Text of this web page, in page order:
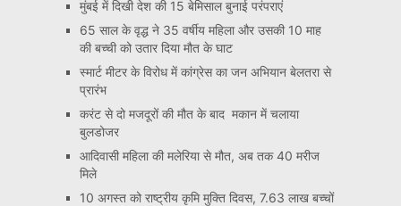
मुंबई में दिखी देश की 15 बेमिसाल बुनाई परंपराएं
65 साल के वृद्ध ने 35 वर्षीय महिला और उसकी 10 माह
की बच्ची को उतार दिया मौत के घाट
स्मार्ट मीटर के विरोध में कांग्रेस का जन अभियान बेलतरा से
प्रारंभ
करंट से दो मजदूरों की मौत के बाद मकान में चलाया
बुलडोजर
आदिवासी महिला की मलेरिया से मौत, अब तक 40 मरीज
मिले
10 अगस्त को राष्ट्रीय कृमि मुक्ति दिवस, 7.63 लाख बच्चों